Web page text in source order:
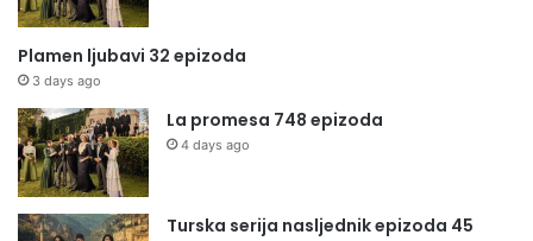
Plamen ljubavi 32 epizoda
3 days ago
La promesa 748 epizoda
4 days ago
Turska serija nasljednik epizoda 45